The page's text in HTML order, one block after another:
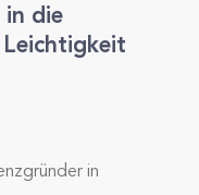
in die
in